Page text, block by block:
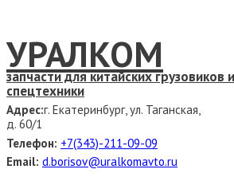
УРАЛКОМ
запчасти для китайских грузовиков и
спецтехники
Адрес:г. Екатеринбург, ул. Таганская,
д. 60/1
Телефон: +7(343)-211-09-09
Email: d.borisov@uralkomavto.ru